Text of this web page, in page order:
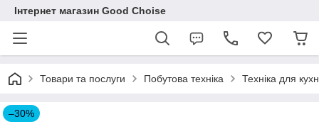
Інтернет магазин Good Choise
Товари та послуги Побутова техніка Техніка для
–30%